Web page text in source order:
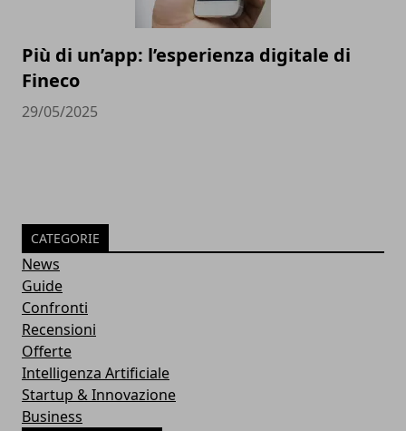
Più di un’app: l’esperienza digitale di
Fineco
29/05/2025
CATEGORIE
News
Guide
Confronti
Recensioni
Offerte
Intelligenza Artificiale
Startup & Innovazione
Business